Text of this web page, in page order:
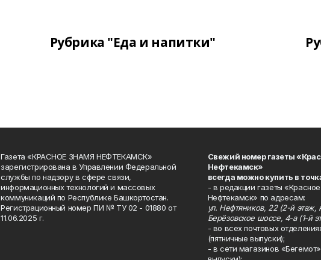
Рубрика "Еда и напитки"
Газета «КРАСНОЕ ЗНАМЯ НЕФТЕКАМСК»
зарегистрирована в Управлении Федеральной
службы по надзору в сфере связи,
информационных технологий и массовых
коммуникаций по Республике Башкортостан.
Регистрационный номер ПИ № ТУ 02 - 01880 от
11.06.2025 г.
Свежий номер газеты
Нефтекамск»
всегда можно купить в
- в редакции газеты
Нефтекамск» по адресам:
ул. Нефтяников, 22 (2-й этаж,
Берёзовское шоссе, 4-а (1-й
- во всех почтовых
(пятничные выпуски);
- в сети магазинов